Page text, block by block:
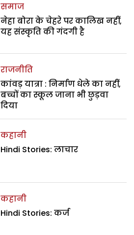
समाज
नेहा बोरा के चेहरे पर कालिख नहीं,
यह संस्कृति की गंदगी है
राजनीति
कांवड़ यात्रा : निर्माण धेले का नहीं,
बच्चों का स्कूल जाना भी छुड़वा
दिया
कहानी
Hindi Stories: लाचार
कहानी
Hindi Stories: कर्ज